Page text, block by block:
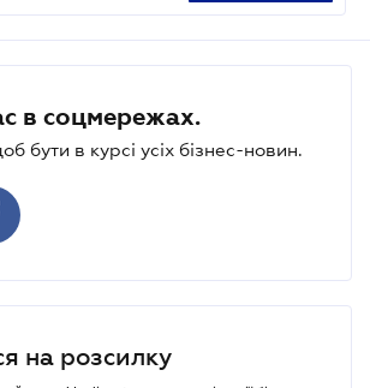
в соцмережах.
бути в курсі усіх бізнес-новин.
на розсилку